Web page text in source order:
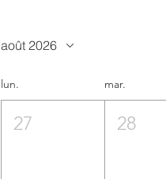
août 2026
lun. mar.
27 28